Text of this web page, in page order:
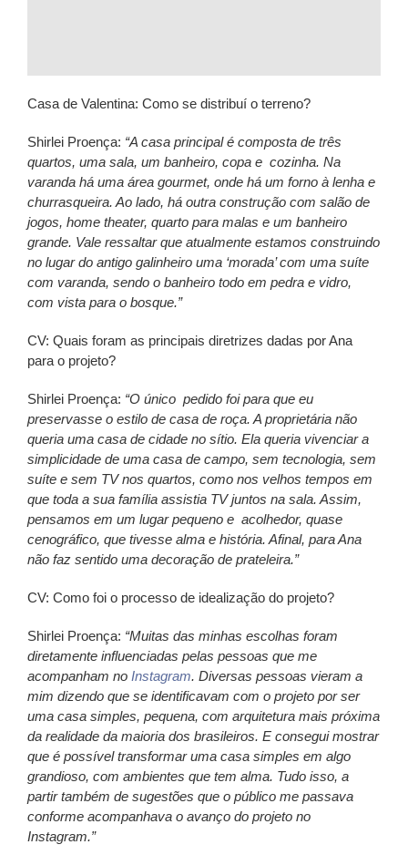
Casa de Valentina: Como se distribuí o terreno?
Shirlei Proença: “A casa principal é composta de três
quartos, uma sala, um banheiro, copa e cozinha. Na
varanda há uma área gourmet, onde há um forno à lenha e
churrasqueira. Ao lado, há outra construção com salão de
jogos, home theater, quarto para malas e um banheiro
grande. Vale ressaltar que atualmente estamos construindo
no lugar do antigo galinheiro uma ‘morada’ com uma suíte
com varanda, sendo o banheiro todo em pedra e vidro,
com vista para o bosque.”
CV: Quais foram as principais diretrizes dadas por Ana
para o projeto?
Shirlei Proença: “O único pedido foi para que eu
preservasse o estilo de casa de roça. A proprietária não
queria uma casa de cidade no sítio. Ela queria vivenciar a
simplicidade de uma casa de campo, sem tecnologia, sem
suíte e sem TV nos quartos, como nos velhos tempos em
que toda a sua família assistia TV juntos na sala. Assim,
pensamos em um lugar pequeno e acolhedor, quase
cenográfico, que tivesse alma e história. Afinal, para Ana
não faz sentido uma decoração de prateleira.”
CV: Como foi o processo de idealização do projeto?
Shirlei Proença: “Muitas das minhas escolhas foram
diretamente influenciadas pelas pessoas que me
acompanham no Instagram. Diversas pessoas vieram a
mim dizendo que se identificavam com o projeto por ser
uma casa simples, pequena, com arquitetura mais próxima
da realidade da maioria dos brasileiros. E consegui mostrar
que é possível transformar uma casa simples em algo
grandioso, com ambientes que tem alma. Tudo isso, a
partir também de sugestões que o público me passava
conforme acompanhava o avanço do projeto no
Instagram.”